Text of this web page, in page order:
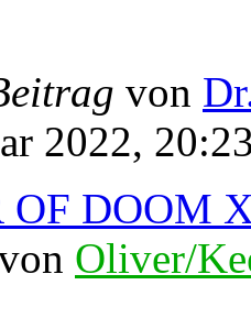
von
2022,
OF DOOM
Oliver/